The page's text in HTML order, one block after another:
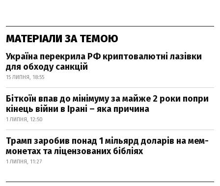
МАТЕРІАЛИ ЗА ТЕМОЮ
Україна перекрила РФ криптовалютні лазівки
для обходу санкцій
15 ЛИПНЯ, 18:55
Біткоїн впав до мінімуму за майже 2 роки попри
кінець війни в Ірані – яка причина
1 ЛИПНЯ, 12:50
Трамп заробив понад 1 мільярд доларів на мем-
монетах та ліцензованих бібліях
1 ЛИПНЯ, 11:27